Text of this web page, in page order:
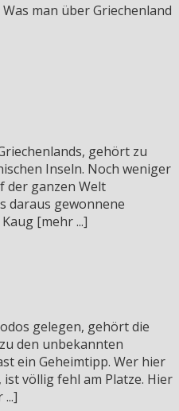
man über Griechenland
gehört zu
Inseln. Noch weniger
der ganzen Welt
daraus gewonnene
[mehr ...]
gelegen, gehört die
den unbekannten
ein Geheimtipp. Wer hier
völlig fehl am Platze. Hier